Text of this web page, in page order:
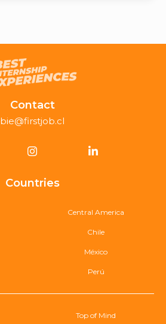
Contact
bie@firstjob.cl
Countries
Central America
Chile
México
Perú
Top of Mind